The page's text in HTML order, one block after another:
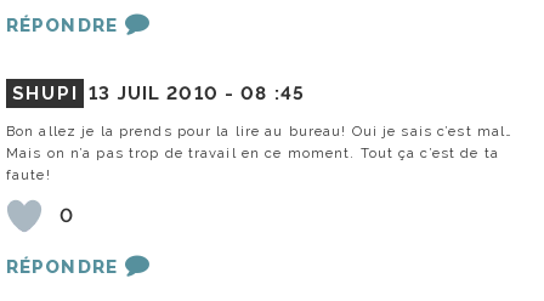
RÉPONDRE
SHUPI 13 JUIL 2010 -08 :45
Bon allez je la prends pour la lire au bureau! Oui je sais c’est mal…
Mais on n’a pas trop de travail en ce moment. Tout ça c’est de ta
faute!
0
RÉPONDRE